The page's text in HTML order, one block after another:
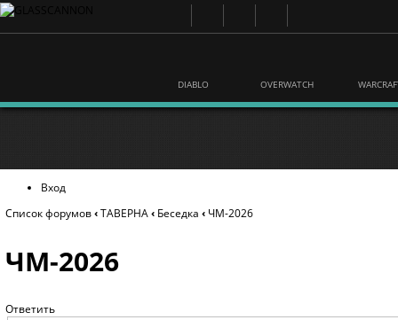
DIABLO OVERWATCH
Вход
Список форумов‹ТАВЕРНА‹ Беседка ‹ ЧМ-2026
ЧМ-2026
Ответить